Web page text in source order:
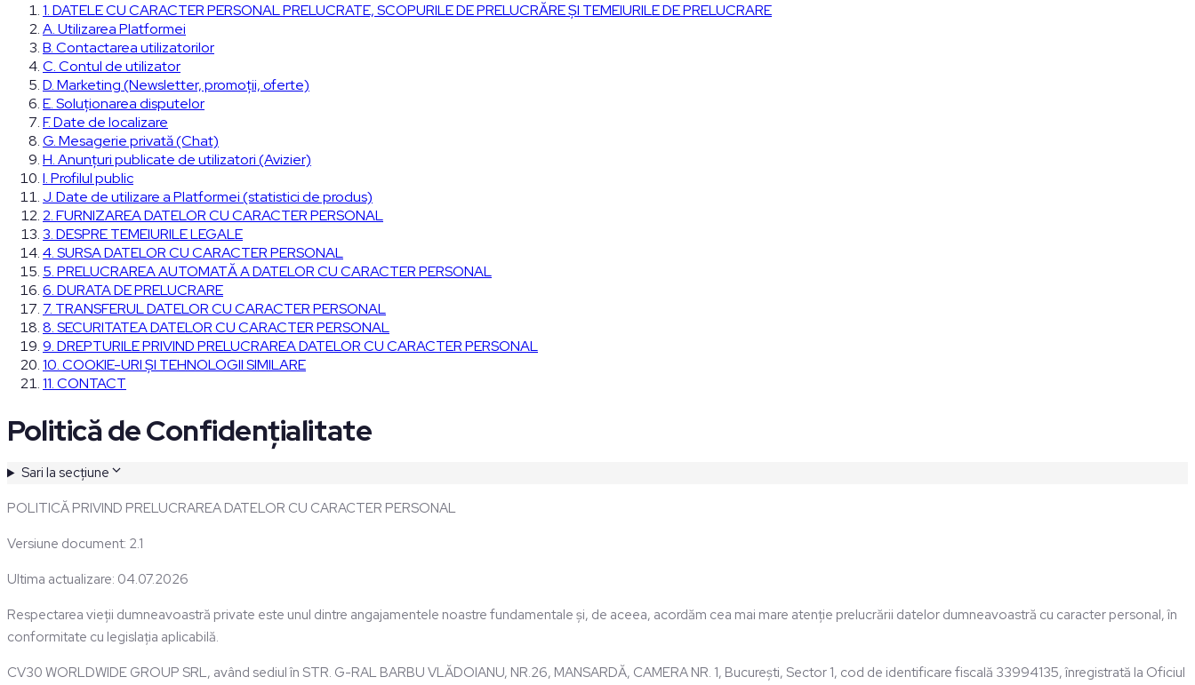
1. DATELE CU CARACTER PERSONAL PRELUCRATE, SCOPURILE DE PRELUCRĂRE ȘI TEMEIURILE DE PRELUCRARE
A. Utilizarea Platformei
B. Contactarea utilizatorilor
C. Contul de utilizator
D. Marketing (Newsletter, promoții, oferte)
E. Soluționarea disputelor
F. Date de localizare
G. Mesagerie privată (Chat)
H. Anunțuri publicate de utilizatori (Avizier)
I. Profilul public
J. Date de utilizare a Platformei (statistici de produs)
2. FURNIZAREA DATELOR CU CARACTER PERSONAL
3. DESPRE TEMEIURILE LEGALE
4. SURSA DATELOR CU CARACTER PERSONAL
5. PRELUCRAREA AUTOMATĂ A DATELOR CU CARACTER PERSONAL
6. DURATA DE PRELUCRARE
7. TRANSFERUL DATELOR CU CARACTER PERSONAL
8. SECURITATEA DATELOR CU CARACTER PERSONAL
9. DREPTURILE PRIVIND PRELUCRAREA DATELOR CU CARACTER PERSONAL
10. COOKIE-URI ȘI TEHNOLOGII SIMILARE
11. CONTACT
Politică de Confidențialitate
Sari la secțiune
POLITICĂ PRIVIND PRELUCRAREA DATELOR CU CARACTER PERSONAL
Versiune document: 2.1
Ultima actualizare: 04.07.2026
Respectarea vieții dumneavoastră private este unul dintre angajamentele noastre fundamentale și, de aceea, acordăm cea mai mare atenție prelucrării datelor dumneavoastră cu caracter personal, în
conformitate cu legislația aplicabilă.
CV30 WORLDWIDE GROUP SRL, având sediul în STR. G-RAL BARBU VLĂDOIANU, NR.26, MANSARDĂ, CAMERA NR. 1, București, Sector 1, cod de identificare fiscală 33994135, înregistrată la Oficiul